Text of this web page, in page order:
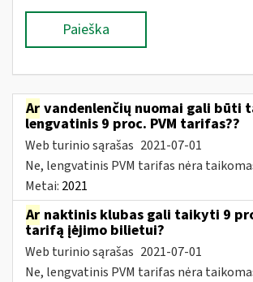
Paieška
Ar vandenlenčių nuomai gali būti
lengvatinis 9 proc. PVM tarifas??
Web turinio sąrašas 2021-07-01
Ne, lengvatinis PVM tarifas nėra
Metai: 2021
Ar naktinis klubas gali taikyti 9
tarifą įėjimo bilietui?
Web turinio sąrašas 2021-07-01
Ne, lengvatinis PVM tarifas nėra